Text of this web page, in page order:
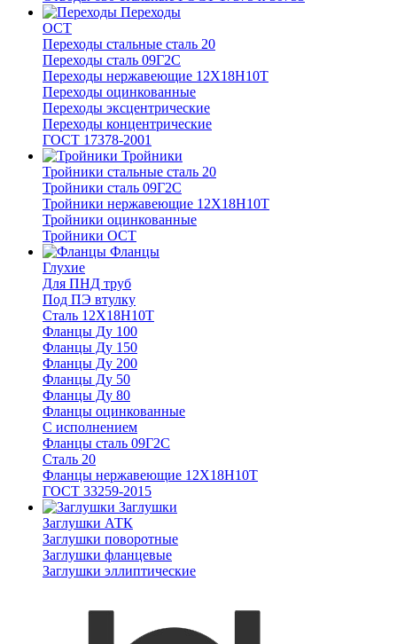
Переходы
ОСТ
Переходы стальные сталь 20
Переходы сталь 09Г2С
Переходы нержавеющие 12Х18Н10Т
Переходы оцинкованные
Переходы эксцентрические
Переходы концентрические
ГОСТ 17378-2001
Тройники
Тройники стальные сталь 20
Тройники сталь 09Г2С
Тройники нержавеющие 12Х18Н10Т
Тройники оцинкованные
Тройники ОСТ
Фланцы
Глухие
Для ПНД труб
Под ПЭ втулку
Сталь 12Х18Н10Т
Фланцы Ду 100
Фланцы Ду 150
Фланцы Ду 200
Фланцы Ду 50
Фланцы Ду 80
Фланцы оцинкованные
С исполнением
Фланцы сталь 09Г2С
Сталь 20
Фланцы нержавеющие 12Х18Н10Т
ГОСТ 33259-2015
Заглушки
Заглушки АТК
Заглушки поворотные
Заглушки фланцевые
Заглушки эллиптические